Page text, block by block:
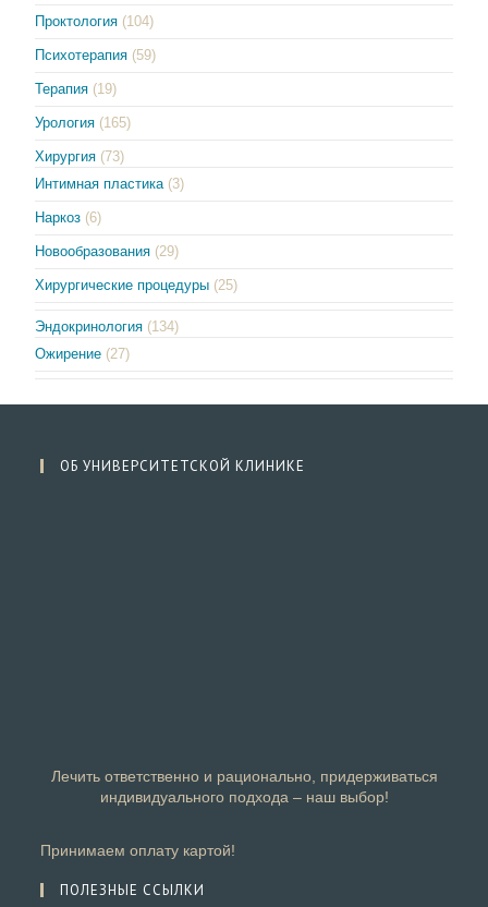
Проктология (104)
Психотерапия (59)
Терапия (19)
Урология (165)
Хирургия (73)
Интимная пластика (3)
Наркоз (6)
Новообразования (29)
Хирургические процедуры (25)
Эндокринология (134)
Ожирение (27)
ОБ УНИВЕРСИТЕТСКОЙ КЛИНИКЕ
Лечить ответственно и рационально, придерживаться
индивидуального подхода – наш выбор!
Принимаем оплату картой!
ПОЛЕЗНЫЕ ССЫЛКИ